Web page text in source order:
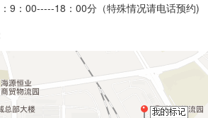
9：00-----18：00分（特殊情况请电话预约)